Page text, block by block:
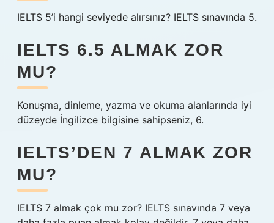
IELTS 5’i hangi seviyede alırsınız? IELTS sınavında 5.
IELTS 6.5 ALMAK ZOR
MU?
Konuşma, dinleme, yazma ve okuma alanlarında iyi
düzeyde İngilizce bilgisine sahipseniz, 6.
IELTS’DEN 7 ALMAK ZOR
MU?
IELTS 7 almak çok mu zor? IELTS sınavında 7 veya